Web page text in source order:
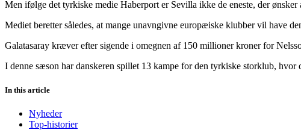
Men ifølge det tyrkiske medie Haberport er Sevilla ikke de eneste, der
Mediet beretter således, at mange unavngivne europæiske klubber vil have
Galatasaray kræver efter sigende i omegnen af 150 millioner kroner for
I denne sæson har danskeren spillet 13 kampe for den tyrkiske storklub,
In this article
Nyheder
Top-historier